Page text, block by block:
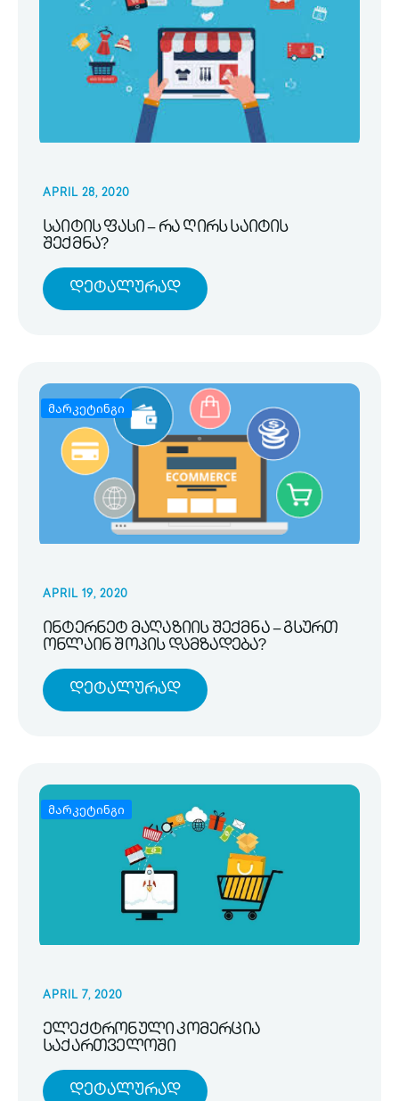
APRIL 28, 2020
საიტის ფასი – რა ღირს საიტის
შექმნა?
Დეტალურად
მარკეტინგი
APRIL 19, 2020
ინტერნეტ მაღაზიის შექმნა – გსურთ
ონლაინ შოპის დამზადება?
Დეტალურად
მარკეტინგი
APRIL 7, 2020
ელექტრონული კომერცია
საქართველოში
Დეტალურად